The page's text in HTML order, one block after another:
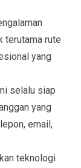
terutama rute
yang
selalu siap
yang
email,
teknologi